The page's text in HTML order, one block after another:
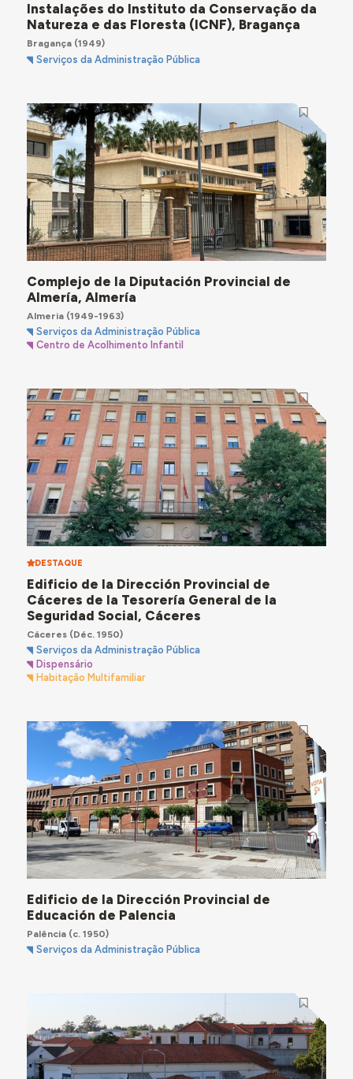
Instalações do Instituto da Conservação da
Natureza e das Floresta (ICNF), Bragança
Bragança(1949)
Serviços da Administração Pública
Complejo de la Diputación Provincial de
Almería, Almería
Almeria(1949-1963)
Serviços da Administração Pública
Centro de Acolhimento Infantil
DESTAQUE
Edificio de la Dirección Provincial de
Cáceres de la Tesorería General de la
Seguridad Social, Cáceres
Cáceres(Déc. 1950)
Serviços da Administração Pública
Dispensário
Habitação Multifamiliar
Edificio de la Dirección Provincial de
Educación de Palencia
Palência (c. 1950)
Serviços da Administração Pública